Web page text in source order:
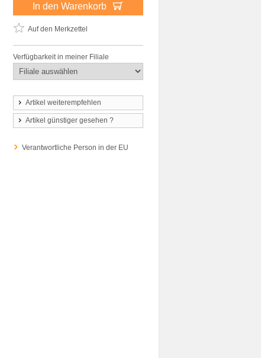
In den Warenkorb
Auf den Merkzettel
Verfügbarkeit in meiner Filiale
Artikel weiterempfehlen
Artikel günstiger gesehen ?
Verantwortliche Person in der EU